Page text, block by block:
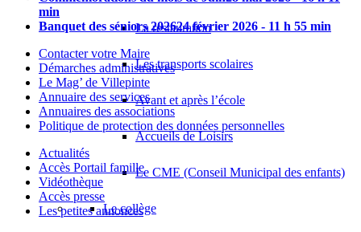
La restauration
Les transports scolaires
Avant et après l’école
Accueils de Loisirs
Le CME (Conseil Municipal des enfants)
Le collège
min
Banquet des séniors 202624 février 2026 - 11 h 55 min
Contacter votre Maire
Démarches administratives
Le Mag’ de Villepinte
Annuaire des services
Annuaires des associations
Politique de protection des données personnelles
Actualités
Accès Portail famille
Vidéothèque
Accès presse
Les petites annonces